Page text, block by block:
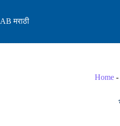
content
AB मराठी
Home-